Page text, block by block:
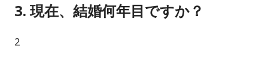
3. 現在、結婚何年目ですか？
2